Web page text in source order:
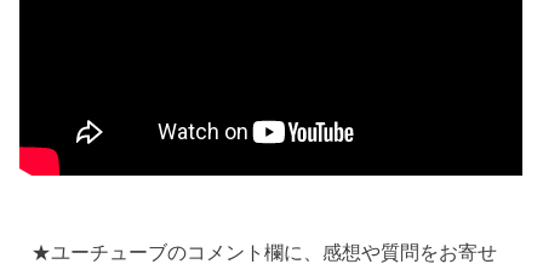
★ユーチューブのコメント欄に、感想や質問をお寄せ